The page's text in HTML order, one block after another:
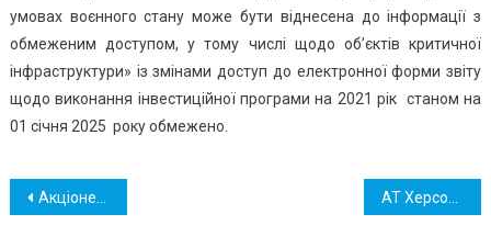
умовах воєнного стану може бути віднесена до інформації з
обмеженим доступом, у тому числі щодо об’єктів критичної
інфраструктури» із змінами доступ до електронної форми звіту
щодо виконання інвестиційної програми на 2021 рік станом на
01 січня 2025 року обмежено.
Навігація
Акціонерне товариство «Херсонгаз» оприлюднює Звітну інформацію щодо виконання заходів першого планованого року Плану розвитку газорозподільної системи на 2022-2031 роки